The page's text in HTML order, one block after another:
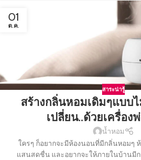
01
ต.ค.
สาระน่ารู้
สร้างกลิ่นหอมเดิมๆแบบ
เปลี่ยน..ด้วยเครื่อง
น้ำหอม
ใครๆ ก็อยากจะมีห้องนอนที่มีกลิ่นหอมๆ
แสนสดชื่น และอยากจะให้ภายในบ้านมี